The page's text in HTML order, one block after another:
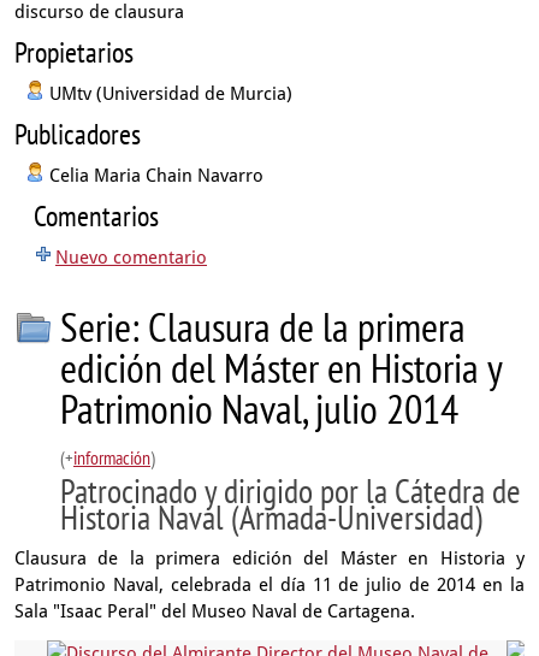
discurso de clausura
Propietarios
UMtv (Universidad de Murcia)
Publicadores
Celia Maria Chain Navarro
Comentarios
Nuevo comentario
Serie: Clausura de la primera
edición del Máster en Historia y
Patrimonio Naval, julio 2014
(+información)
Patrocinado y dirigido por la Cátedra de
Historia Naval (Armada-Universidad)
Clausura de la primera edición del Máster en Historia y
Patrimonio Naval, celebrada el día 11 de julio de 2014 en la
Sala "Isaac Peral" del Museo Naval de Cartagena.